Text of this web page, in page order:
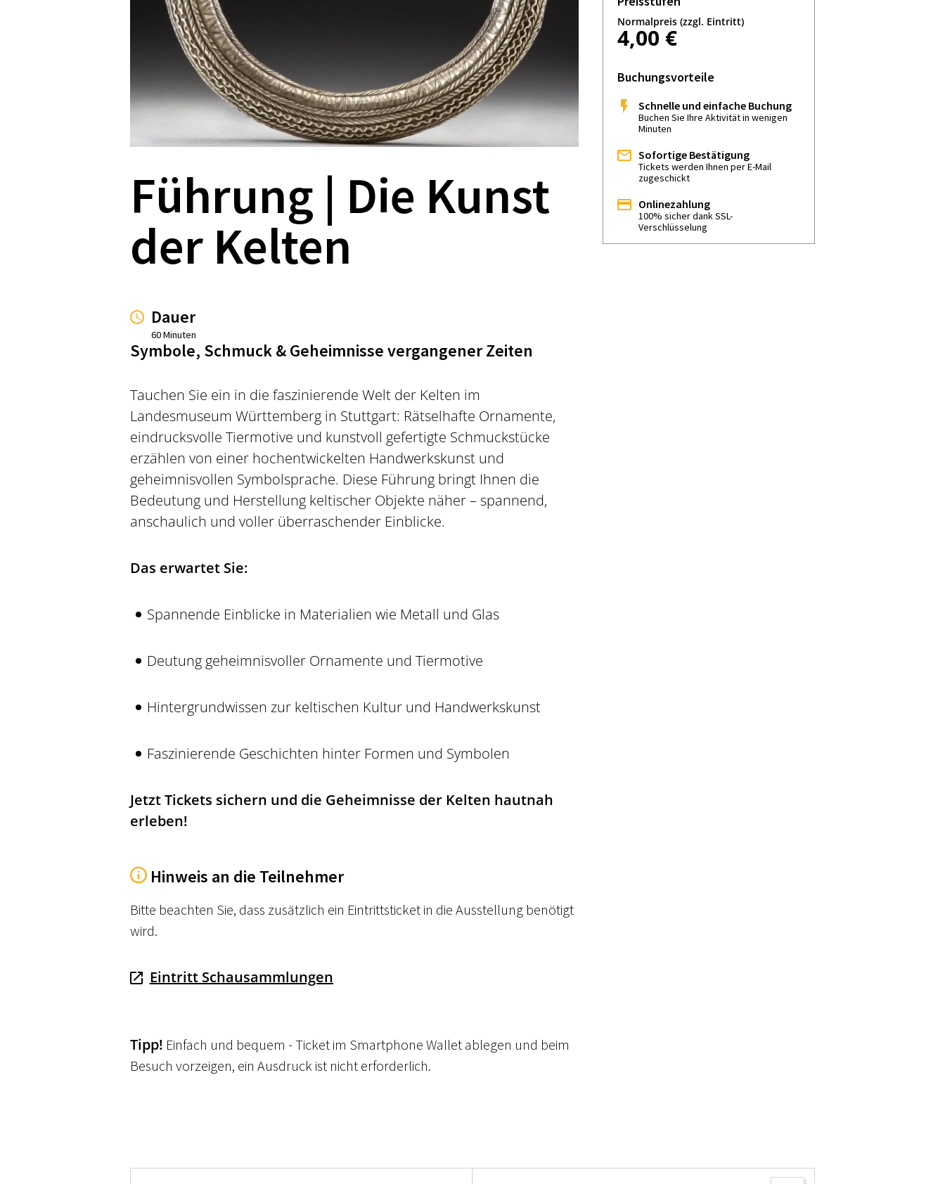
Führung | Die Kunst
der Kelten
Dauer
60 Minuten
Symbole, Schmuck & Geheimnisse vergangener Zeiten
Tauchen Sie ein in die faszinierende Welt der Kelten im
Landesmuseum Württemberg in Stuttgart: Rätselhafte Ornamente,
eindrucksvolle Tiermotive und kunstvoll gefertigte Schmuckstücke
erzählen von einer hochentwickelten Handwerkskunst und
geheimnisvollen Symbolsprache. Diese Führung bringt Ihnen die
Bedeutung und Herstellung keltischer Objekte näher – spannend,
anschaulich und voller überraschender Einblicke.
Das erwartet Sie:
Spannende Einblicke in Materialien wie Metall und Glas
Deutung geheimnisvoller Ornamente und Tiermotive
Hintergrundwissen zur keltischen Kultur und Handwerkskunst
Faszinierende Geschichten hinter Formen und Symbolen
Jetzt Tickets sichern und die Geheimnisse der Kelten hautnah
erleben!
Hinweis an die Teilnehmer
Bitte beachten Sie, dass zusätzlich ein Eintrittsticket in die Ausstellung benötigt
wird.
Eintritt Schausammlungen
Tipp! Einfach und bequem - Ticket im Smartphone Wallet ablegen und beim
Besuch vorzeigen, ein Ausdruck ist nicht erforderlich.
Normalpreis (zzgl. Eintritt)
4,00 €
Buchungsvorteile
Schnelle und einfache Buchung
Buchen Sie Ihre Aktivität in wenigen
Minuten
Sofortige Bestätigung
Tickets werden Ihnen per E-Mail
zugeschickt
Onlinezahlung
100% sicher dank SSL-
Verschlüsselung